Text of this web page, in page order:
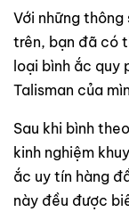
Với những
trên, bạn đã có
loại bình ắc quy
Talisman của
Sau khi bình
kinh nghiệm
ắc uy tín hàng
này đều được